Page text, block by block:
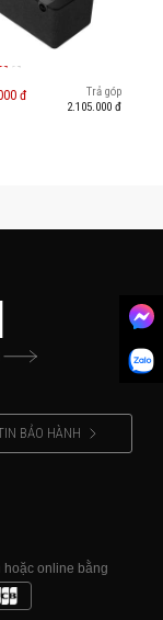
đ
Trả góp
2.105.000 đ
BẢO HÀNH
hoặc online bằng